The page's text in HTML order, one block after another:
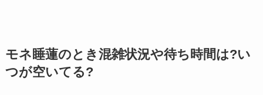
モネ睡蓮のとき混雑状況や待ち時間は?い
つが空いてる?